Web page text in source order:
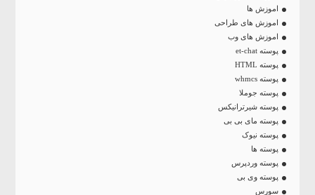
اموزش ها
اموزش های طراحی
اموزش های وب
پوسته et-chat
پوسته HTML
پوسته whmcs
پوسته جوملا
پوسته شیرترانیکس
پوسته مای بی بی
پوسته نیوک
پوسته ها
پوسته وردپرس
پوسته وی بی
سورس